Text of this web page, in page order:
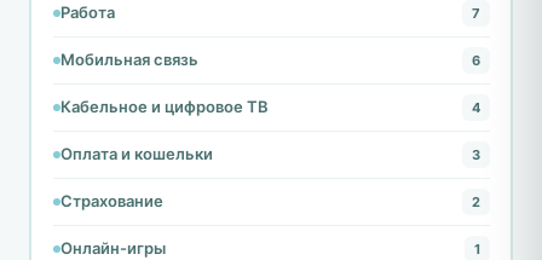
Работа 7
Мобильная связь 6
Кабельное и цифровое ТВ 4
Оплата и кошельки 3
Страхование 2
Онлайн-игры 1